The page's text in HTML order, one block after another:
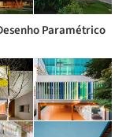
Paramétrico